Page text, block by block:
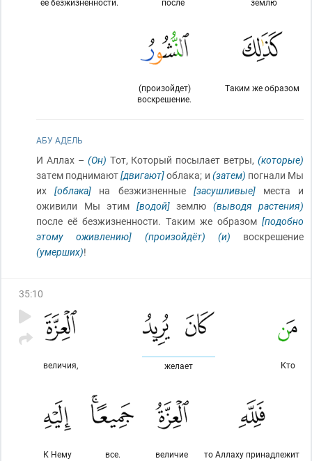
Таким же образом
(произойдет)
воскрешение.
АБУ АДЕЛЬ
И Аллах – (Он) Тот, Который посылает ветры, (которые)
затем поднимают[двигают]облака; и (затем) погнали Мы
их[облака] на безжизненные [засушливые]места и
оживили Мы этим [водой]землю (выводя растения)
после её безжизненности. Таким же образом [подобно
этому оживлению]
(произойдёт) (и) воскрешение
(умерших)!
35:10
Кто
желает
величия,
то Аллаху принадлежит
величие
все.
К Нему